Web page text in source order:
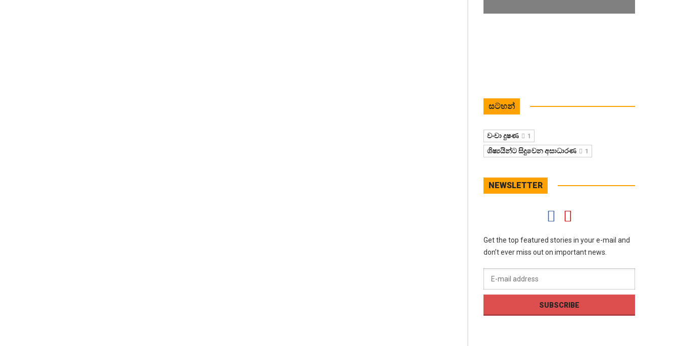
සටහන්
වංචා දුෂණ 1
ශිෂ්‍යයින්ට සිදුවෙන අසාධාරණ 1
NEWSLETTER
Get the top featured stories in your e-mail and
don’t ever miss out on important news.